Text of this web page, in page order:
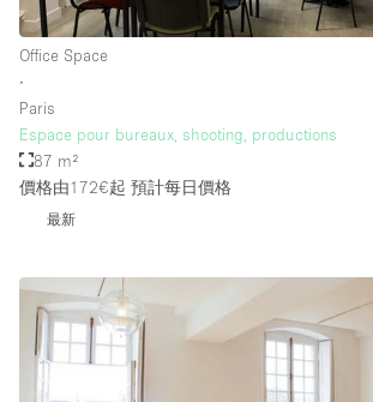
Office Space
∙
Paris
Espace pour bureaux, shooting, productions
87 m²
價格由172€起 預計每日價格
最新